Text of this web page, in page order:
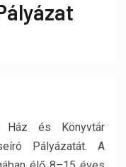
Ház és Könyvtár
Pályázatát. A